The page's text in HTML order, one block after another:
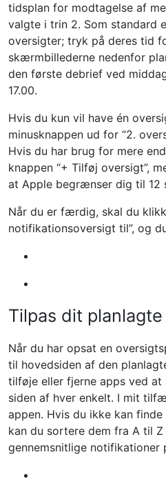
tidsplan for modtagelse af
valgte i trin 2. Som standard
oversigter; tryk på deres tid
skærmbillederne nedenfor
den første debrief ved
17.00.
Hvis du kun vil have én
minusknappen ud for “2.
Hvis du har brug for mere
knappen “+ Tilføj oversigt”,
at Apple begrænser dig til 12
Når du er færdig, skal du
notifikationsoversigt til”, og
Tilpas dit planlagte
Når du har opsat en
til hovedsiden af ​​den
tilføje eller fjerne apps ved
siden af ​​hver enkelt. I mit
appen. Hvis du ikke kan
kan du sortere dem fra A til
gennemsnitlige notifikationer